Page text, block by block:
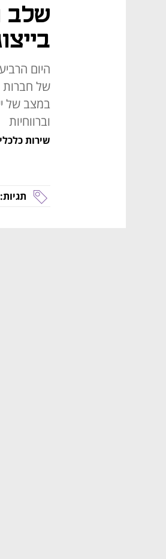
שלב
היום
של חברות
במצב של
וברווחיות
שירות
תגיות: